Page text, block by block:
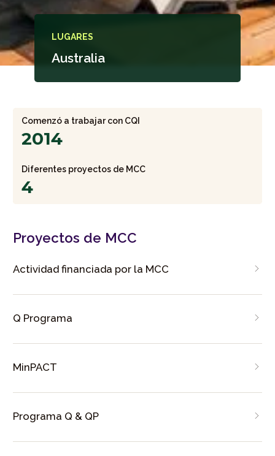
LUGARES
Australia
Comenzó a trabajar con CQI
2014
Diferentes proyectos de MCC
4
Proyectos de MCC
Actividad financiada por la MCC
Q Programa
MinPACT
Programa Q & QP